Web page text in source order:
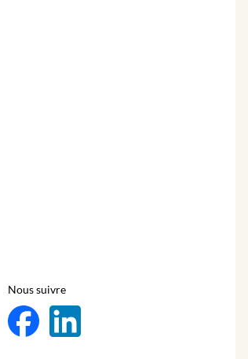
Nous suivre